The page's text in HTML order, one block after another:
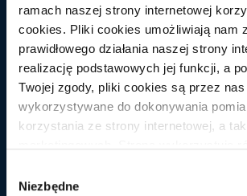
ramach naszej strony internetowej
cookies. Pliki cookies umożliwiają nam
prawidłowego działania naszej strony
realizację podstawowych jej funkcji, a
Twojej zgody, pliki cookies są przez nas
wykorzystywane do dokonywania
korzystania ze strony internetowej, a
anonimowe pingi) podmiotów trzecich
zgody
Niezbędne
Dla właścicieli stron bo budują
swojego serwisu co może być
efektywne w przypadku rotacji w
Revamper11 przyda się do również
analizą i wyznaczaniem trendów na
historycznych. Poniżej wykres